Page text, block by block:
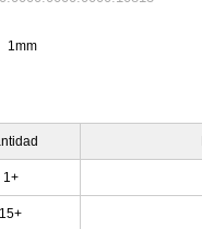
1mm
1+
15+